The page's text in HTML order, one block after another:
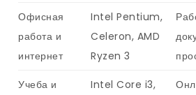
Офисная
работа и
интернет
Intel Pentium,
Celeron, AMD
Ryzen 3
Учеба и
Intel Core i3,